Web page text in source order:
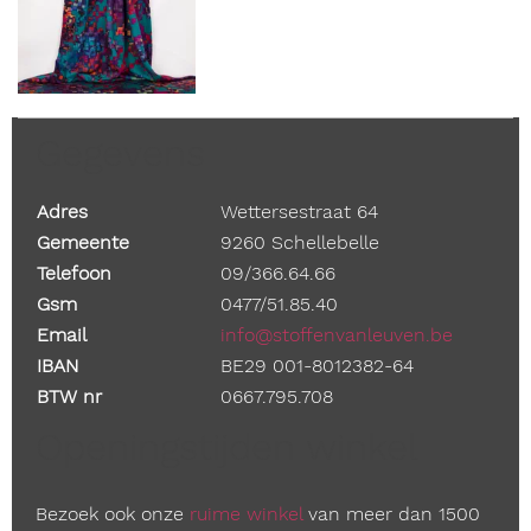
Adres
Wettersestraat 64
Gemeente
9260 Schellebelle
Telefoon
09/366.64.66
Gsm
0477/51.85.40
Email
info@stoffenvanleuven.be
IBAN
BE29 001-8012382-64
BTW nr
0667.795.708
Bezoek ook onze ruime winkel van meer dan 1500